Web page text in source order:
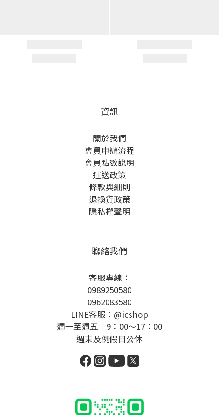
資訊
關於我們
會員申辦流程
會員點數說明
運送政策
條款與細則
退換貨政策
隱私權聲明
聯絡我們
客服專線：
0989250580
0962083580
LINE客服：@icshop
週一至週五 9：00～17：00
週末及例假日公休